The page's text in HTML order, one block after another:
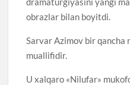
obrazlar bilan boyitdi.
Sarvar Azimov bir
muallifidir.
U xalqaro «Nilufar»